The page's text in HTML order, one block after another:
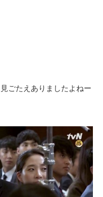
たえありましたよねー